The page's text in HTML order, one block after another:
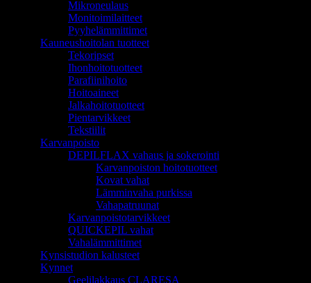
Mikroneulaus
Monitoimilaitteet
Pyyhelämmittimet
Kauneushoitolan tuotteet
Tekoripset
Ihonhoitotuotteet
Parafiinihoito
Hoitoaineet
Jalkahoitotuotteet
Pientarvikkeet
Tekstiilit
Karvanpoisto
DEPILFLAX vahaus ja sokerointi
Karvanpoiston hoitotuotteet
Kovat vahat
Lämminvaha purkissa
Vahapatruunat
Karvanpoistotarvikkeet
QUICKEPIL vahat
Vahalämmittimet
Kynsistudion kalusteet
Kynnet
Geelilakkaus CLARESA